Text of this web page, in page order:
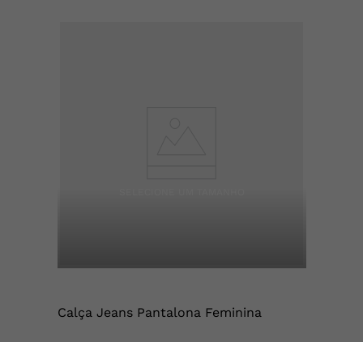
Calça Jeans Pantalona Feminina